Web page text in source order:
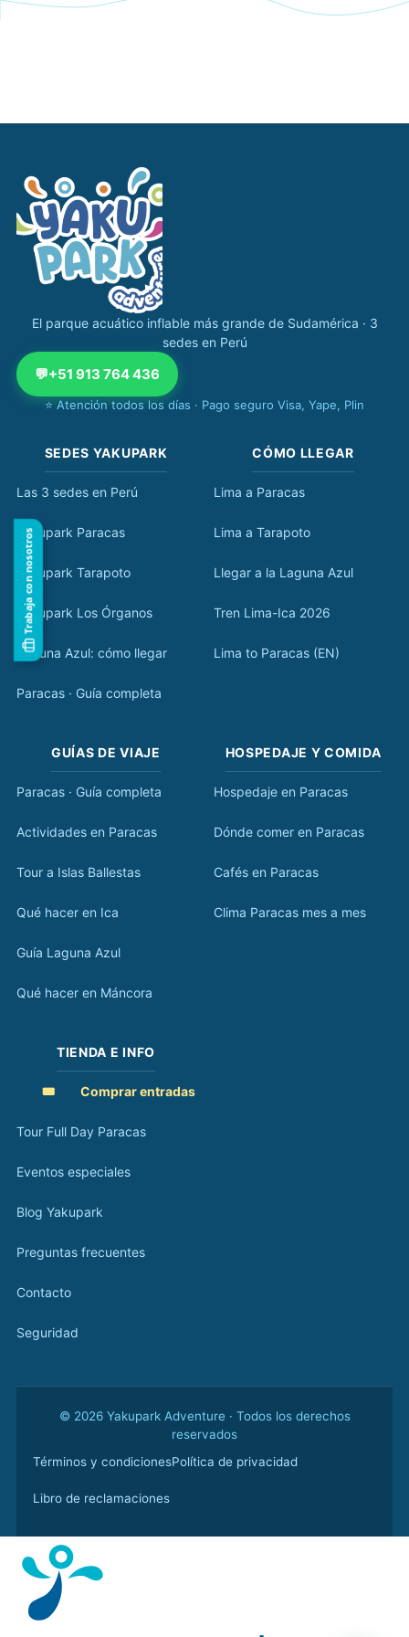
Navegación completa Yakupark
El parque acuático inflable más grande de Sudamérica · 3
sedes en Perú
💬+51 913 764 436
⭐ Atención todos los días · Pago seguro Visa, Yape, Plin
SEDES YAKUPARK
Las 3 sedes en Perú
Yakupark Paracas
Yakupark Tarapoto
Yakupark Los Órganos
Laguna Azul: cómo llegar
Paracas · Guía completa
CÓMO LLEGAR
Lima a Paracas
Lima a Tarapoto
Llegar a la Laguna Azul
Tren Lima-Ica 2026
Lima to Paracas (EN)
GUÍAS DE VIAJE
Paracas · Guía completa
Actividades en Paracas
Tour a Islas Ballestas
Qué hacer en Ica
Guía Laguna Azul
Qué hacer en Máncora
HOSPEDAJE Y COMIDA
Hospedaje en Paracas
Dónde comer en Paracas
Cafés en Paracas
Clima Paracas mes a mes
TIENDA E INFO
🎟️ Comprar entradas
Tour Full Day Paracas
Eventos especiales
Blog Yakupark
Preguntas frecuentes
Contacto
Seguridad
© 2026 Yakupark Adventure · Todos los derechos
reservados
Términos y condicionesPolítica de privacidad
Libro de reclamaciones
Trabaja con nosotros